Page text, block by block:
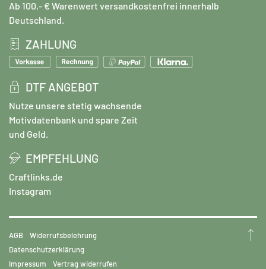
Ab 100,- € Warenwert versandkostenfrei innerhalb
Deutschland.
ZAHLUNG
DTF ANGEBOT
Nutze unsere stetig wachsende
Motivdatenbank und spare Zeit
und Geld.
EMPFEHLUNG
Craftlinks.de
Instagram
AGB
Widerrufsbelehrung
Datenschutzerklärung
Impressum
Vertrag widerrufen